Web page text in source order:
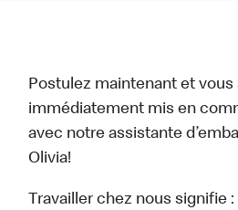
Postulez maintenant et vous
immédiatement mis en
avec notre assistante
Olivia!
Travailler chez nous signifie :